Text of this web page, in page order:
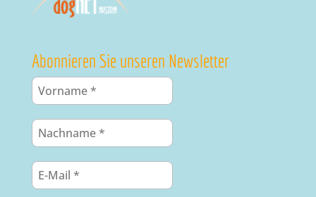
Abonnieren Sie unseren Newsletter